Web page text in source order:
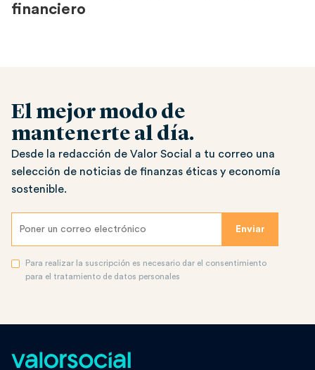
financiero
El mejor modo de
mantenerte al día.
Desde la redacción de Valor Social a tu correo una
selección de noticias de finanzas éticas y economía
sostenible.
Para realizar la suscripción es necesario dar el consentimiento
para el tratamiento de datos personales